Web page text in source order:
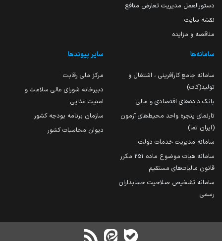
دستورالعمل مدیریت تعارض منافع
نقشه سایت
مناقصه و مزایده
سامانه‌ها
سامانه جامع کارآفرینی ، اشتغال و
تولید(کات)
بانک داده‌های اقتصادی و مالی
تارنمای پنجره واحد محیط‌های آزمون
(ایران تما)
سامانه مدیریت خدمات دولت
سامانه هیات موضوع ماده 251 مکرر
قانون مالیات‌های مستقیم
سامانه تشخیص صلاحیت حسابداران
رسمی
سایر پیوندها
مرکز ملی رقابت
دبیرخانه شورای عالی سلامت و
امنیت غذایی
سازمان برنامه بودجه کشور
دیوان محاسبات کشور